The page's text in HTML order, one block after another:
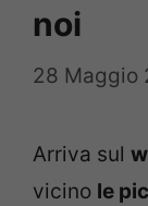
noi
28 Maggio
Arriva sul
vicino le